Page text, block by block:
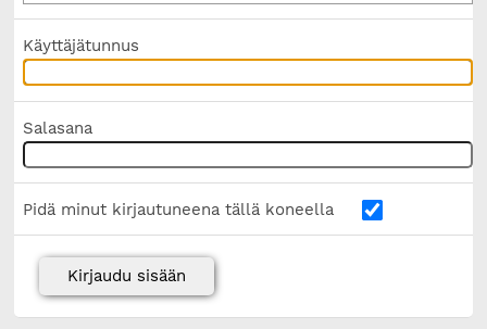
Käyttäjätunnus
Salasana
Pidä minut kirjautuneena tällä koneella